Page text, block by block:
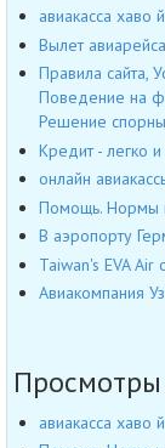
авиакасса хаво
Вылет
Правила сайта,
Поведение на
Решение
Кредит - легко и
онлайн
Помощь. Нормы
В аэропорту
Taiwan's EVA
Авиакомпания
Просмотры
авиакасса хаво